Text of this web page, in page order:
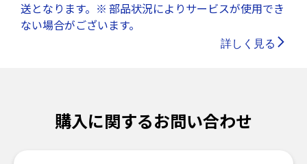
送となります。※ 部品状況によりサービスが使用でき
ない場合がございます。
詳しく見る
購入に関するお問い合わせ